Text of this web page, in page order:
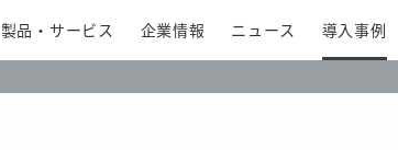
製品・サービス 企業情報 ニュース 導入事例